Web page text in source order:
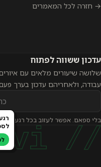
→ חזרה לכל המאמרים
עדכון ששווה לפתוח
שלושה שיעורים מלאים עם
עבודה, ולאחריהם עדכון בערך
אימייל
להרשמה
לעדכונים
בלי ספאם. אפשר לעזוב בכל רגע.
// avi levi